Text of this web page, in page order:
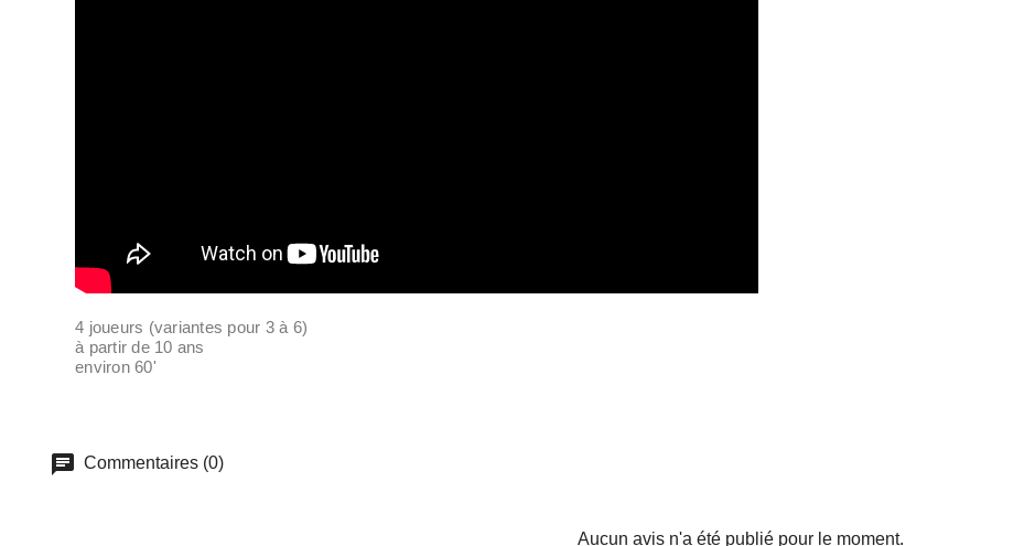
4 joueurs (variantes pour 3 à 6)
à partir de 10 ans
environ 60'
Commentaires (0)
Aucun avis n'a été publié pour le moment.